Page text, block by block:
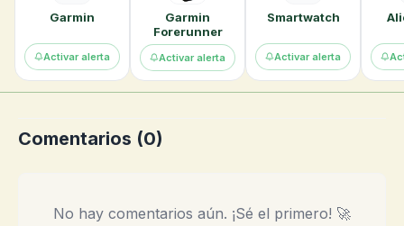
Garmin
Activar alerta
Garmin
Forerunner
Activar alerta
Smartwatch
Activar alerta
Comentarios (0)
No hay comentarios aún. ¡Sé el primero! 🚀